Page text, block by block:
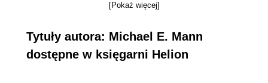
[Pokaż więcej]
Tytuły autora: Michael E. Mann
dostępne w księgarni Helion